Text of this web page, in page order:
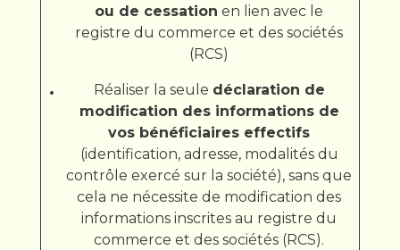
ou de cessation en lien avec le
registre du commerce et des sociétés
(RCS)
Réaliser la seule déclaration de
modification des informations de
vos bénéficiaires effectifs
(identification, adresse, modalités du
contrôle exercé sur la société), sans que
cela ne nécessite de modification des
informations inscrites au registre du
commerce et des sociétés (RCS).